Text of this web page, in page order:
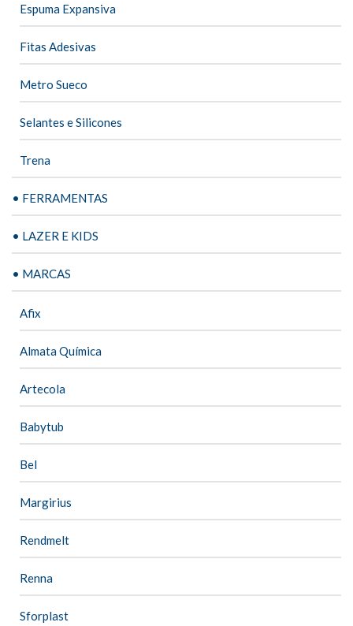
Espuma Expansiva
Fitas Adesivas
Metro Sueco
Selantes e Silicones
Trena
• FERRAMENTAS
• LAZER E KIDS
• MARCAS
Afix
Almata Química
Artecola
Babytub
Bel
Margirius
Rendmelt
Renna
Sforplast